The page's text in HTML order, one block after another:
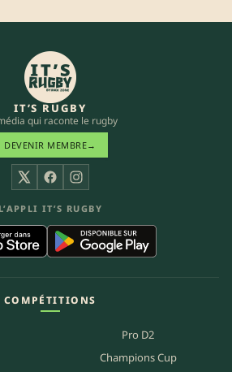
IT’S RUGBY
qui raconte le rugby
DEVENIR MEMBRE→
X FacebookInstagram
L’APPLI IT’S RUGBY
COMPÉTITIONS
Pro D2
Champions Cup